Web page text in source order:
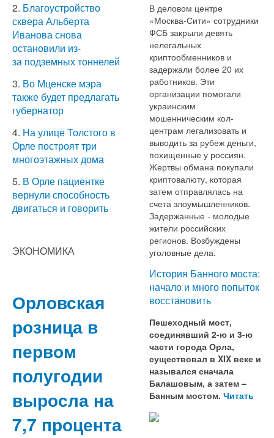
2. Благоустройство
сквера Альберта
Иванова снова
остановили из-
за подземных тоннелей
3. Во Мценске мэра
также будет предлагать
губернатор
4. На улице Толстого в
Орле построят три
многоэтажных дома
5. В Орле пациентке
вернули способность
двигаться и говорить
ЭКОНОМИКА
Орловская
розница в
первом
полугодии
выросла на
7,7 процента
В деловом центре
«Москва-Сити» сотрудники
ФСБ закрыли девять
нелегальных
криптообменников и
задержали более 20 их
работников. Эти
организации помогали
украинским
мошенническим кол-
центрам легализовать и
выводить за рубеж деньги,
похищенные у россиян.
Жертвы обмана покупали
криптовалюту, которая
затем отправлялась на
счета злоумышленников.
Задержанные - молодые
жители российских
регионов. Возбуждены
уголовные дела.
История Банного моста:
начало и много попыток
восстановить
Пешеходный мост,
соединявший 2-ю и 3-ю
части города Орла,
существовал в XIX веке и
назывался сначала
Балашовым, а затем –
Банным мостом. Читать